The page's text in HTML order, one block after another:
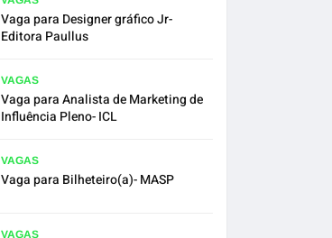
Vaga para Designer gráfico Jr-
Editora Paullus
VAGAS
Vaga para Analista de Marketing de
Influência Pleno- ICL
VAGAS
Vaga para Bilheteiro(a)- MASP
VAGAS